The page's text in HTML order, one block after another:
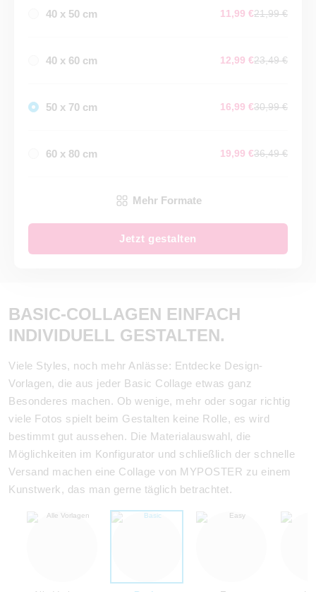
40 x 50 cm 11,99 €21,99 €
40 x 60 cm 12,99 €23,49 €
50 x 70 cm 16,99 €30,99 €
60 x 80 cm 19,99 €36,49 €
Mehr Formate
Jetzt gestalten
BASIC-COLLAGEN EINFACH
INDIVIDUELL GESTALTEN.
Viele Styles, noch mehr Anlässe: Entdecke Design-
Vorlagen, die aus jeder Basic Collage etwas ganz
Besonderes machen. Ob wenige, mehr oder sogar richtig
viele Fotos spielt beim Gestalten keine Rolle, es wird
bestimmt gut aussehen. Die Materialauswahl, die
Möglichkeiten im Konfigurator und schließlich der schnelle
Versand machen eine Collage von MYPOSTER zu einem
Kunstwerk, das man gerne täglich betrachtet.